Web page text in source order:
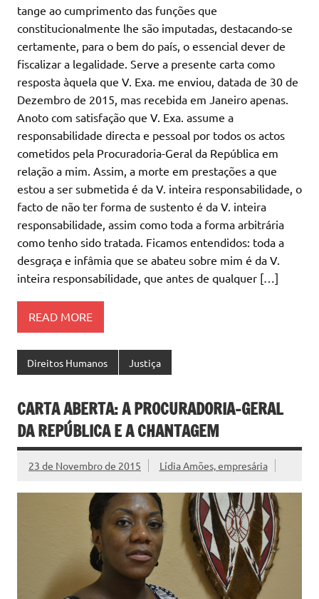
tange ao cumprimento das funções que
constitucionalmente lhe são imputadas, destacando-se
certamente, para o bem do país, o essencial dever de
fiscalizar a legalidade. Serve a presente carta como
resposta àquela que V. Exa. me enviou, datada de 30 de
Dezembro de 2015, mas recebida em Janeiro apenas.
Anoto com satisfação que V. Exa. assume a
responsabilidade directa e pessoal por todos os actos
cometidos pela Procuradoria-Geral da República em
relação a mim. Assim, a morte em prestações a que
estou a ser submetida é da V. inteira responsabilidade, o
facto de não ter forma de sustento é da V. inteira
responsabilidade, assim como toda a forma arbitrária
como tenho sido tratada. Ficamos entendidos: toda a
desgraça e infâmia que se abateu sobre mim é da V.
inteira responsabilidade, que antes de qualquer […]
READ MORE
Direitos Humanos Justiça
CARTA ABERTA: A PROCURADORIA-GERAL
DA REPÚBLICA E A CHANTAGEM
23 de Novembro de 2015 Lídia Amões, empresária